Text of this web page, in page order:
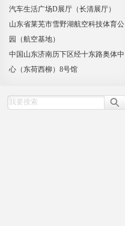
汽车生活广场D展厅（长清展厅）
山东省莱芜市雪野湖航空科技体育公
园（航空基地）
中国山东济南历下区经十东路奥体中
心（东荷西柳）8号馆